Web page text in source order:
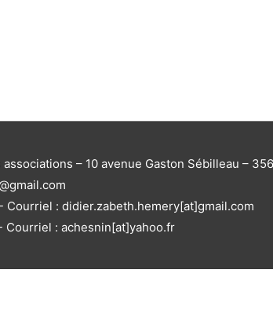
– 10 avenue Gaston Sébilleau –
Courriel : didier.zabeth.hemery[at]gmail.com
Courriel : achesnin[at]yahoo.fr